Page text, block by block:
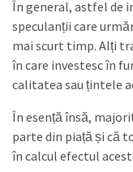
În general, astfel de
speculanții care
mai scurt timp. Alți
în care investesc în
calitatea sau țintele
În esență însă,
parte din piață și că
în calcul efectul